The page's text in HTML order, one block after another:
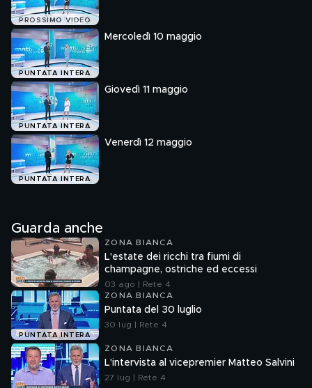
PROSSIMO VIDEO
PUNTATA INTERA
Mercoledì 10 maggio
PUNTATA INTERA
Giovedì 11 maggio
PUNTATA INTERA
Venerdì 12 maggio
Guarda anche
ZONA BIANCA
L'estate dei ricchi tra fiumi di
champagne, ostriche ed eccessi
03 ago | Rete 4
PUNTATA INTERA
ZONA BIANCA
Puntata del 30 luglio
30 lug | Rete 4
ZONA BIANCA
L'intervista al vicepremier Matteo Salvini
27 lug | Rete 4